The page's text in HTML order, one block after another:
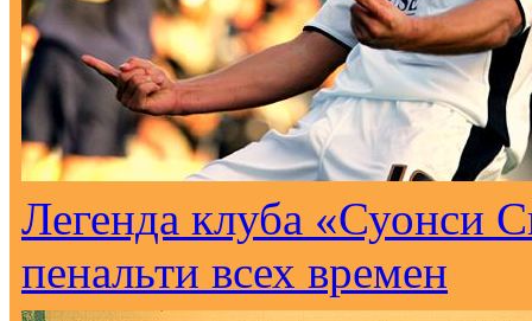
Легенда клуба «Суонси
пенальти всех времен